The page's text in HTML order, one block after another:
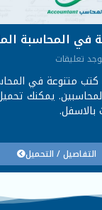
في المحاسبة
تعليقات
متنوعة في
يمكنك
التفاصيل / التحميل